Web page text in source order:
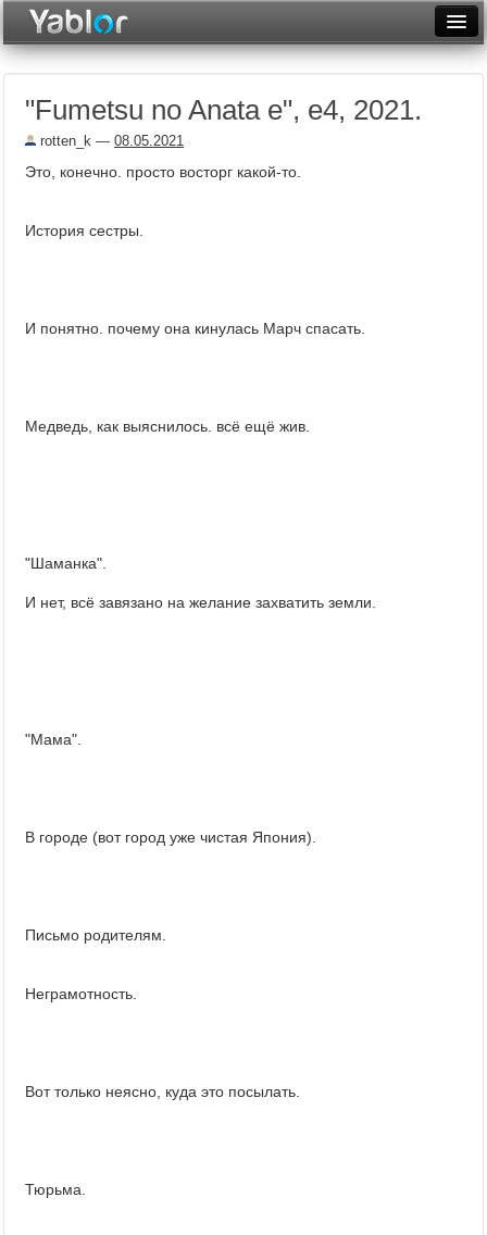
Неделя
Видеотоп
"Fumetsu no Anata e", е4, 2021.
rotten_k — 08.05.2021
Это, конечно. просто восторг какой-то.
История сестры.
И понятно. почему она кинулась Марч спасать.
Медведь, как выяснилось. всё ещё жив.
"Шаманка".
И нет, всё завязано на желание захватить земли.
"Мама".
В городе (вот город уже чистая Япония).
Письмо родителям.
Неграмотность.
Вот только неясно, куда это посылать.
Тюрьма.